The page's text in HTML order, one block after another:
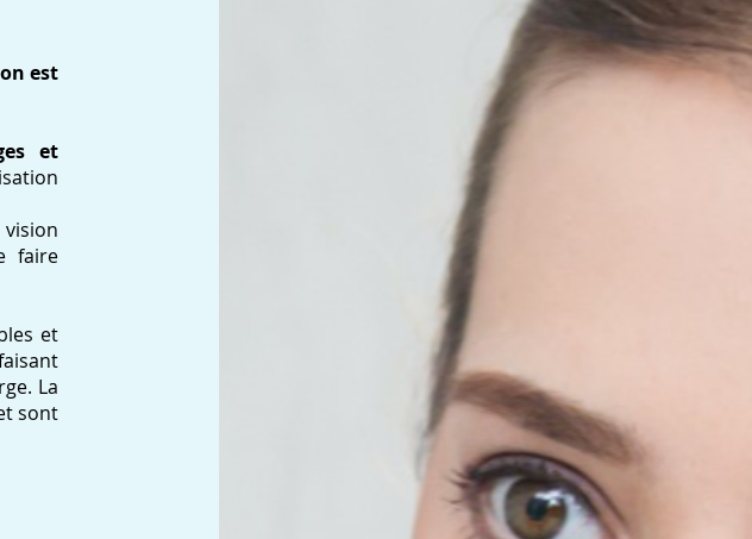
est
et
faire
et
La
sont